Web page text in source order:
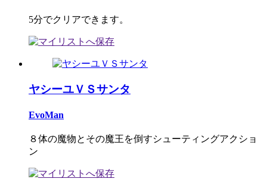
5分でクリアできます。
ヤシーユＶＳサンタ
EvoMan
８体の魔物とその魔王を倒すシューティングアクショ
ン